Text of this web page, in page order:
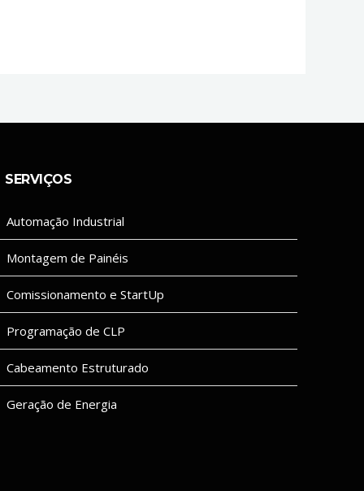
SERVIÇOS
Automação Industrial
Montagem de Painéis
Comissionamento e StartUp
Programação de CLP
Cabeamento Estruturado
Geração de Energia